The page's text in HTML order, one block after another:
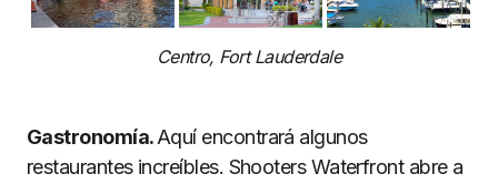
Centro, Fort Lauderdale
Gastronomía.Aquí encontrará algunos
restaurantes increíbles. Shooters Waterfront abre a